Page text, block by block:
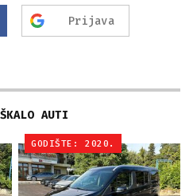
Prijava
AUTI
GODIŠTE: 2020.